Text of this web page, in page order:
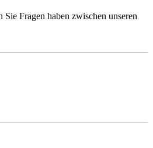
Fragen haben zwischen unseren